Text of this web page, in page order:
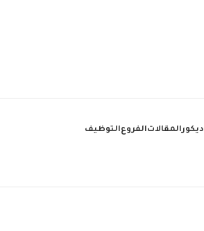
ديكورالمقالاتالفروعالتوظيف